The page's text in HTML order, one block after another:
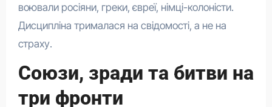
воювали росіяни, греки, євреї, німці-колоністи.
Дисципліна трималася на свідомості, а не на
страху.
Союзи, зради та битви на
три фронти